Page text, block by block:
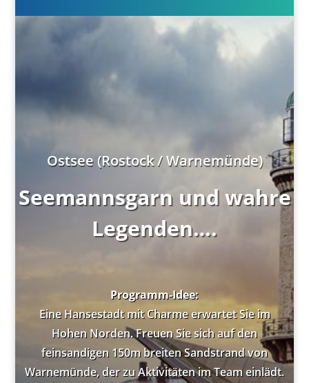
Ostsee (Rostock / Warnemünde)
Seemannsgarn und wahre
Legenden….
Programm-Idee:
Eine Hansestadt mit Charme erwartet Sie im
Hohen Norden. Freuen Sie sich auf den
feinsandigen 150m breiten Sandstrand von
Warnemünde, der zu Aktivitäten im Team einlädt.